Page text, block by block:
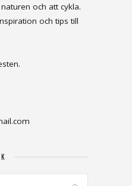
och att cykla.
och tips till